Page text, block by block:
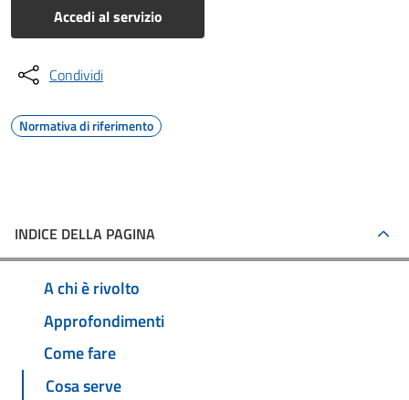
Accedi al servizio
Condividi
Normativa di riferimento
INDICE DELLA PAGINA
A chi è rivolto
Approfondimenti
Come fare
Cosa serve